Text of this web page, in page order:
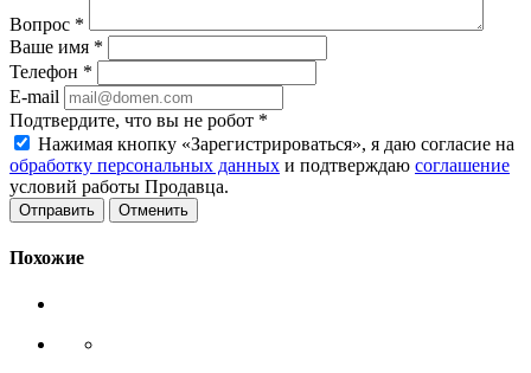
Вопрос *
Ваше имя *
Телефон *
E-mail
Подтвердите, что вы не робот *
Нажимая кнопку «Зарегистрироваться», я даю согласие на
обработку персональных данных и подтверждаю соглашение
условий работы Продавца.
Отменить
Похожие